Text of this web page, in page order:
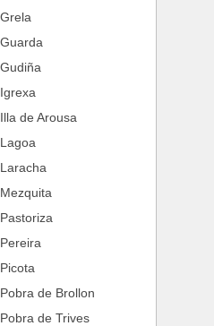
de Arousa
de Brollon
de Trives